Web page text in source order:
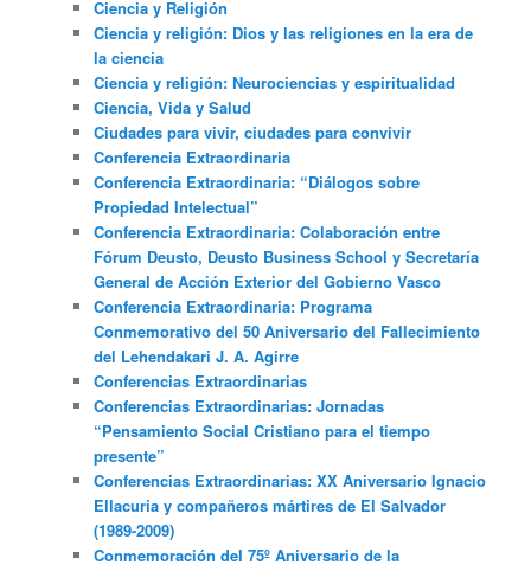
Ciencia y Religión
Ciencia y religión: Dios y las religiones en la era de
la ciencia
Ciencia y religión: Neurociencias y espiritualidad
Ciencia, Vida y Salud
Ciudades para vivir, ciudades para convivir
Conferencia Extraordinaria
Conferencia Extraordinaria: “Diálogos sobre
Propiedad Intelectual”
Conferencia Extraordinaria: Colaboración entre
Fórum Deusto, Deusto Business School y Secretaría
General de Acción Exterior del Gobierno Vasco
Conferencia Extraordinaria: Programa
Conmemorativo del 50 Aniversario del Fallecimiento
del Lehendakari J. A. Agirre
Conferencias Extraordinarias
Conferencias Extraordinarias: Jornadas
“Pensamiento Social Cristiano para el tiempo
presente”
Conferencias Extraordinarias: XX Aniversario Ignacio
Ellacuria y compañeros mártires de El Salvador
(1989-2009)
Conmemoración del 75º Aniversario de la